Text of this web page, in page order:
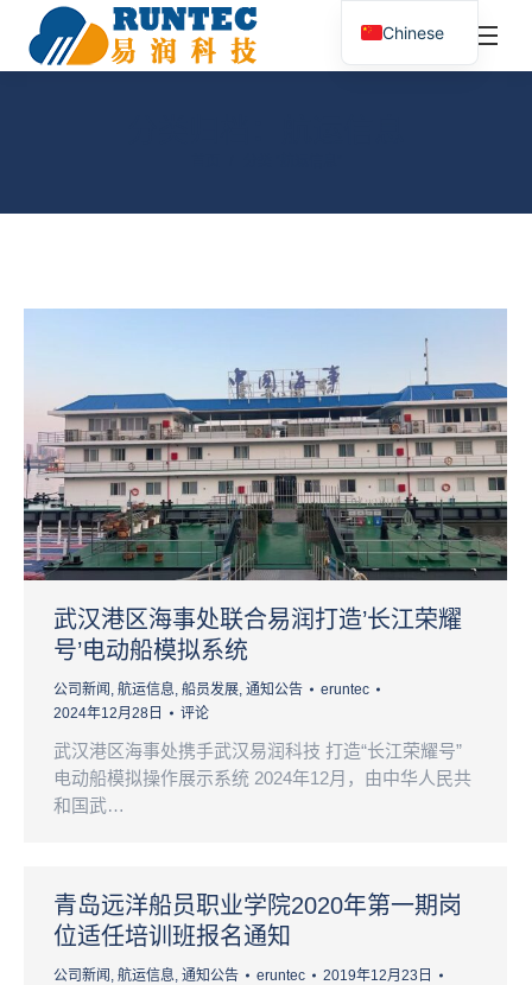
武汉港区海事处联合易润打造’长江荣耀
号’电动船模拟系统
公司新闻 , 航运信息, 船员发展, 通知公告
eruntec
2024年12月28日
评论
武汉港区海事处携手武汉易润科技 打造“长江荣耀号”
电动船模拟操作展示系统 2024年12月，由中华人民共
和国武…
青岛远洋船员职业学院2020年第一期岗
位适任培训班报名通知
公司新闻 , 航运信息, 通知公告 eruntec
2019年12月23日
Chinese